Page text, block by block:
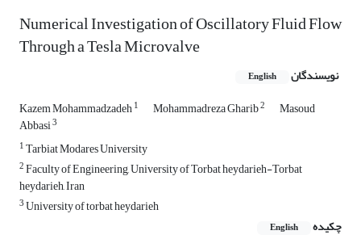
Numerical Investigation of Oscillatory Fluid Flow
Through a Tesla Microvalve
نویسندگان English
Kazem Mohammadzadeh1 Mohammadreza Gharib2 Masoud
Abbasi3
1Tarbiat Modares University
2Faculty of Engineering, University of Torbat heydarieh-Torbat
heydarieh, Iran
3University of torbat heydarieh
چکیده
English